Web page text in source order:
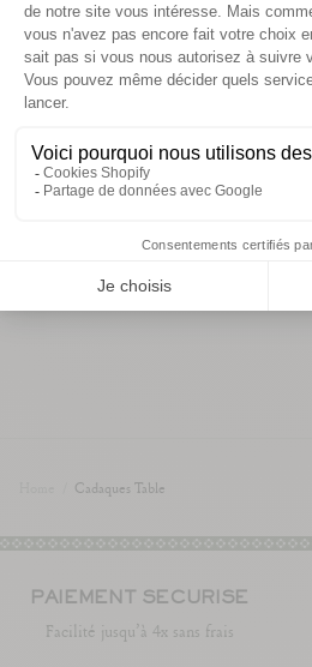
détails et dimensions
informations de livraison
Vous aimerez aussi
Cadaques Table
PAIEMENT SÉCURISÉ
Facilité jusqu’à 4x sans frais